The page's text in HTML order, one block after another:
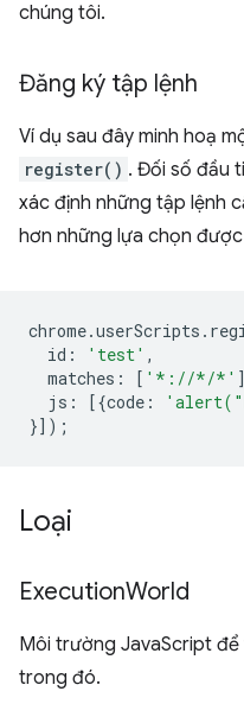
chúng tôi.
Đăng ký tập lệnh
Ví dụ sau đây minh hoạ
register() . Đối số đầu
xác định những tập lệnh
hơn những lựa chọn
chrome.userScripts .
id : 'test' ,
matches : [ '*://*/*'
js : [{code :
}]);
Loại
ExecutionWorld
Môi trường JavaScript
trong đó.